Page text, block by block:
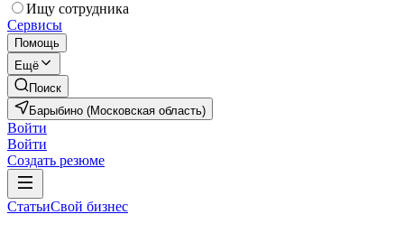
Ищу сотрудника
Сервисы
Помощь
Ещё
Поиск
Барыбино (Московская область)
Войти
Войти
Создать резюме
СтатьиСвой бизнес